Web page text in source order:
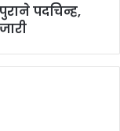
पदचिन्ह,